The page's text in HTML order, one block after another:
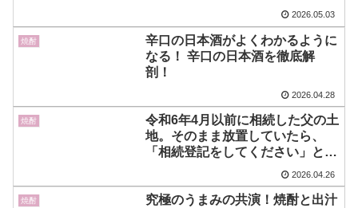
2026.05.03
焼酎
辛口の日本酒がよくわかるように
なる！ 辛口の日本酒を徹底解
剖！
2026.04.28
焼酎
令和6年4月以前に相続した父の土
地。そのまま放置していたら、
「相続登記をしてください」と連
絡が来て困惑！ 令和8年時点でも
経過措置が認められるケースはあ
るのでしょうか？
2026.04.26
焼酎
究極のうまみの共演！焼酎と出汁